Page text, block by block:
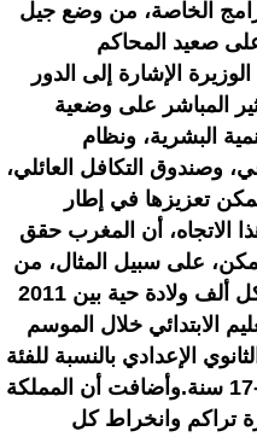
الخاصة، من وضع جيل
صعيد المحاكم
الإشارة إلى الدور
المباشر على وضعية
البشرية، ونظام
وصندوق التكافل العائلي،
تعزيزها في إطار
الاتجاه، أن المغرب حقق
على سبيل المثال، من
تقليص عدد وفيات الأطفال دون سن الخامسة إلى 22,16 في كل ألف ولادة حية بين 2011
للتعليم الابتدائي خلال الموسم
الثانوي الإعدادي بالنسبة للفئة
العمرية 12-14 سنة، و67,2 في المئة بالنسبة للفئة العمرية 15-17 سنة.وأضافت أن المملكة
تراكم وانخراط كل